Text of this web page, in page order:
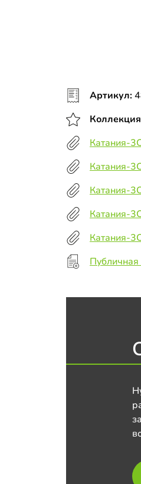
Артикул:
Катания-
Катания-
Катания-
Катания-
Катания-